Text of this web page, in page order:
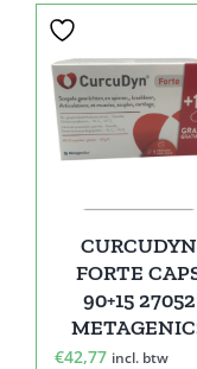
CURCUDYN
FORTE
90+15 27052
€42,77 incl. btw